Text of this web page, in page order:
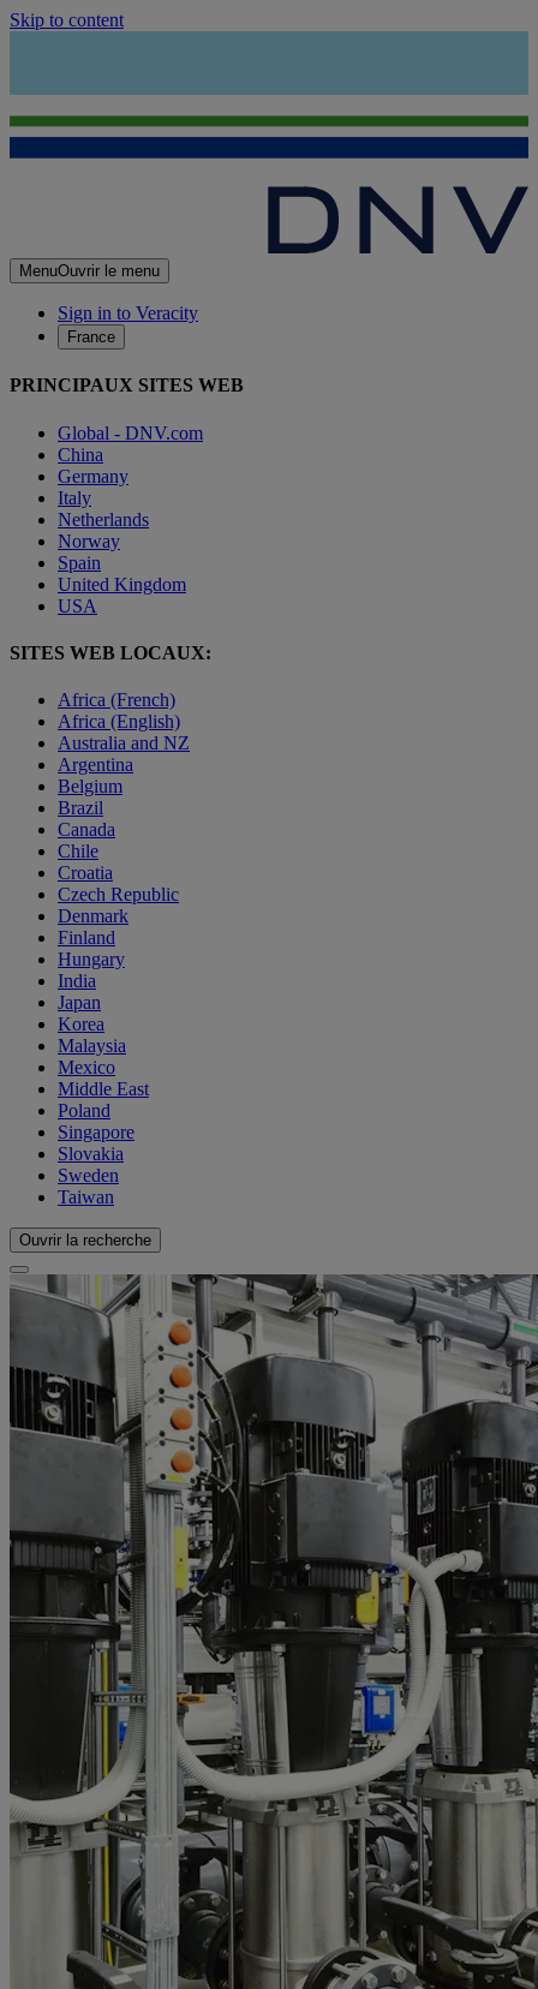
Skip to content
MenuOuvrir le menu
Sign in to Veracity
France
PRINCIPAUX SITES WEB
Global - DNV.com
China
Germany
Italy
Netherlands
Norway
Spain
United Kingdom
USA
SITES WEB LOCAUX:
Africa (French)
Africa (English)
Australia and NZ
Argentina
Belgium
Brazil
Canada
Chile
Croatia
Czech Republic
Denmark
Finland
Hungary
India
Japan
Korea
Malaysia
Mexico
Middle East
Poland
Singapore
Slovakia
Sweden
Taiwan
Ouvrir la recherche